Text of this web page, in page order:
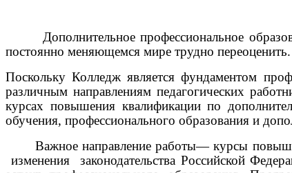
Дополнительное профессиональное
постоянно меняющемся мире трудно
Поскольку Колледж является фундаментом
различным направлениям педагогических
курсах повышения квалификации по
обучения, профессионального образования и
Важное направление работы— курсы
изменения законодательства Российской